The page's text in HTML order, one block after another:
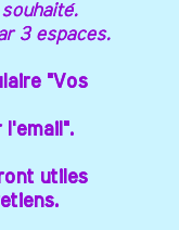
3 espaces.
"Vos
l'email".
utiles
3 espaces.
"Vos
l'email".
utiles